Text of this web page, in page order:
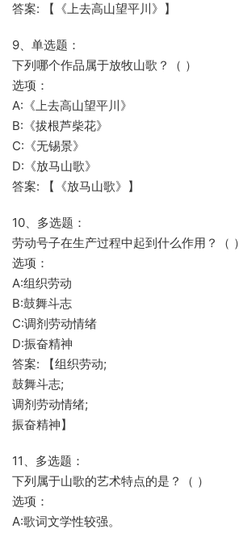
答案: 【《上去高山望平川》】
9、单选题：
下列哪个作品属于放牧山歌？（ ）
选项：
A:《上去高山望平川》
B:《拔根芦柴花》
C:《无锡景》
D:《放马山歌》
答案: 【《放马山歌》】
10、多选题：
劳动号子在生产过程中起到什么作用？（ ）
选项：
A:组织劳动
B:鼓舞斗志
C:调剂劳动情绪
D:振奋精神
答案: 【组织劳动;
鼓舞斗志;
调剂劳动情绪;
振奋精神】
11、多选题：
下列属于山歌的艺术特点的是？（ ）
选项：
A:歌词文学性较强。